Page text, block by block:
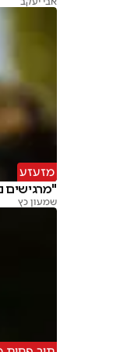
מזעזע
"מרגישים
שמעון כץ